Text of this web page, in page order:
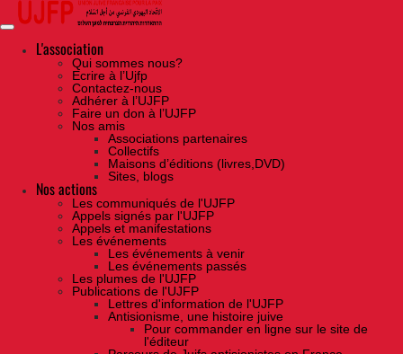
Skip
the
contentL'association
Qui sommes nous?
Ecrire à l’Ujfp
Contactez-nous
Adhérer à l’UJFP
Faire un don à l’UJFP
Nos amis
Associations partenaires
Collectifs
Maisons d’éditions (livres,DVD)
Sites, blogs
Nos actions
Les communiqués de l'UJFP
Appels signés par l'UJFP
Appels et manifestations
Les événements
Les événements à venir
Les événements passés
Les plumes de l'UJFP
Publications de l'UJFP
Lettres d'information de l'UJFP
Antisionisme, une histoire juive
Pour commander en ligne sur le site de
l'éditeur